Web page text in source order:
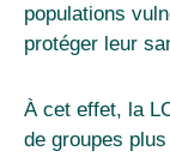
populations
protéger leur
À cet effet, la
de groupes